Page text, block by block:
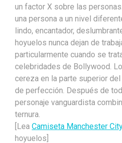
un factor X sobre las
una persona a un nivel
lindo, encantador,
hoyuelos nunca dejan de
particularmente cuando se
celebridades de Bollywood.
cereza en la parte superior
de perfección. Después de
personaje vanguardista
ternura.
[Lea Camiseta Manchester
hoyuelos]